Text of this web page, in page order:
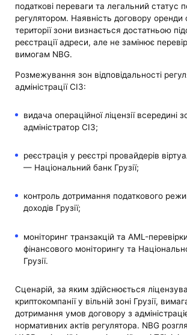
податкові переваги та легальний статус
регулятором. Наявність договору оренди
території зони визнається достатньою
реєстрації адреси, але не замінює
вимогам NBG.
Розмежування зон відповідальності
адміністрації СІЗ:
видача операційної ліцензії всередині
адміністратор СІЗ;
реєстрація у реєстрі провайдерів
— Національний банк Грузії;
контроль дотримання податкового
доходів Грузії;
моніторинг транзакцій та AML-
фінансового моніторингу та
Грузії.
Сценарій, за яким здійснюється
криптокомпанії у вільній зоні Грузії,
дотримання умов договору з
нормативних актів регулятора. NBG